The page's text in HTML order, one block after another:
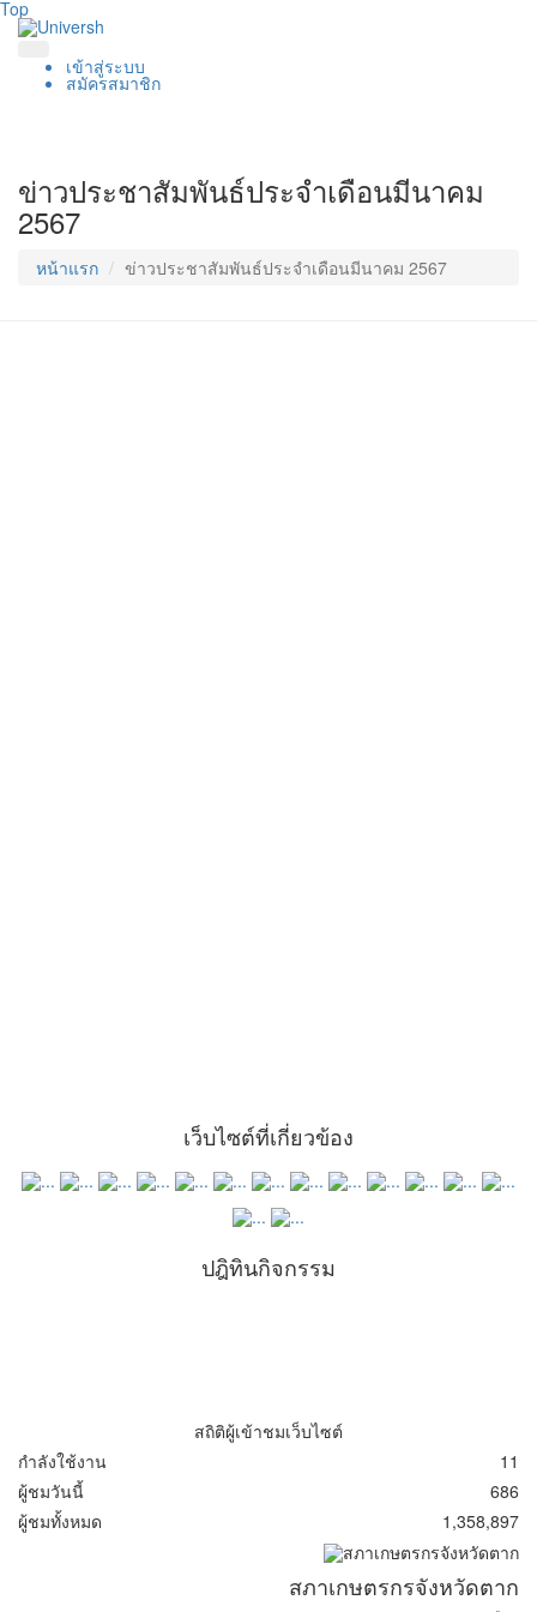
Top
เข้าสู่ระบบ
สมัครสมาชิก
ข่าวประชาสัมพันธ์ประจำเดือนมีนาคม
2567
หน้าแรก ข่าวประชาสัมพันธ์ประจำเดือนมีนาคม 2567
เว็บไซต์ที่เกี่ยวข้อง
ปฎิทินกิจกรรม
สถิติผู้เข้าชมเว็บไซต์
กำลังใช้งาน
11
ผู้ชมวันนี้
686
ผู้ชมทั้งหมด
1,358,897
สภาเกษตรกรจังหวัดตาก